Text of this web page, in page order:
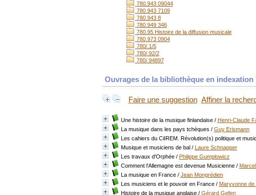
780.943 09044
780.943 7109
780.943 8
780.949 346
780.95 Histoire de la diffusion musicale
780.973 0904
780/.1/5
780/.92/2
780/.94897
Ouvrages de la bibliothèque en indexation
Faire une suggestion Affiner la
Une histoire de la musique finlandaise/ Henri-Claude
La musique dans les pays tchèques / Guy Erismann
Les cahiers du CiIREM. Révolution(s) politique et
Musique et musiciens de bal/ Laure Schnapper
Les travaux d'Orphée/ Philippe Gumplowicz
Comment l'Allemagne est devenue Musicienne/
La musique en France/ Jean Mongrédien
Les musiciens et le pouvoir en France/ Maryvonne de
Histoire de la musique anglaise/ Gérard Gefen